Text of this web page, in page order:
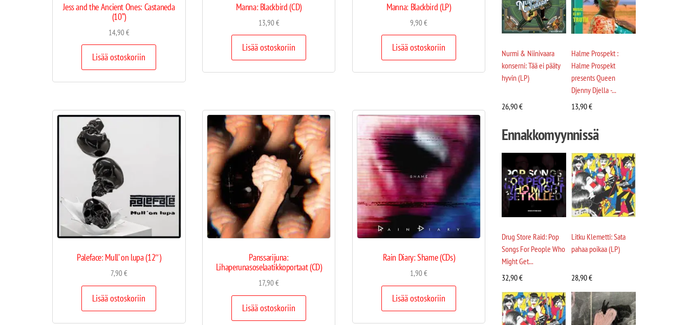
Jess and the Ancient Ones: Castaneda
(10”)
14,90€
Lisää ostoskoriin
Manna: Blackbird (CD)
13,90€
Lisää ostoskoriin
Manna: Blackbird (LP)
9,90€
Lisää ostoskoriin
Paleface: Mull’ on lupa (12″)
7,90€
Lisää ostoskoriin
Panssarijuna:
Lihaperunasoselaatikkoportaat (CD)
17,90€
Lisää ostoskoriin
Rain Diary: Shame (CDs)
1,90€
Lisää ostoskoriin
Nurmi & Niinivaara
konserni: Tää ei pääty
hyvin (LP)
26,90€
Halme Prospekt :
Halme Prospekt
presents Queen
Djenny Djella -...
13,90€
Ennakkomyynnissä
Drug Store Raid: Pop
Songs For People Who
Might Get...
32,90€
Litku Klemetti: Sata
pahaa poikaa (LP)
28,90€